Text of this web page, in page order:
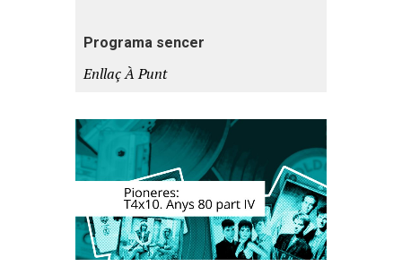
Programa sencer
Enllaç À Punt